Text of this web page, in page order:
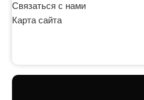
Связаться с нами
Карта сайта